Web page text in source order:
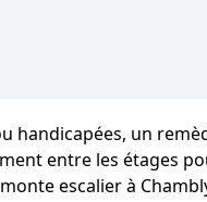
un
entre les étages
escalier à